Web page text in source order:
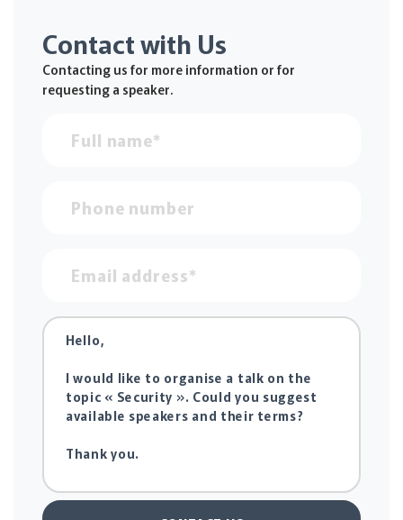
Contact with Us
Contacting us for more information or for
requesting a speaker.